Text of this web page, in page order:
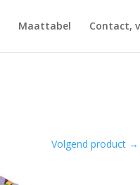
Maattabel Contact,
Volgend product →